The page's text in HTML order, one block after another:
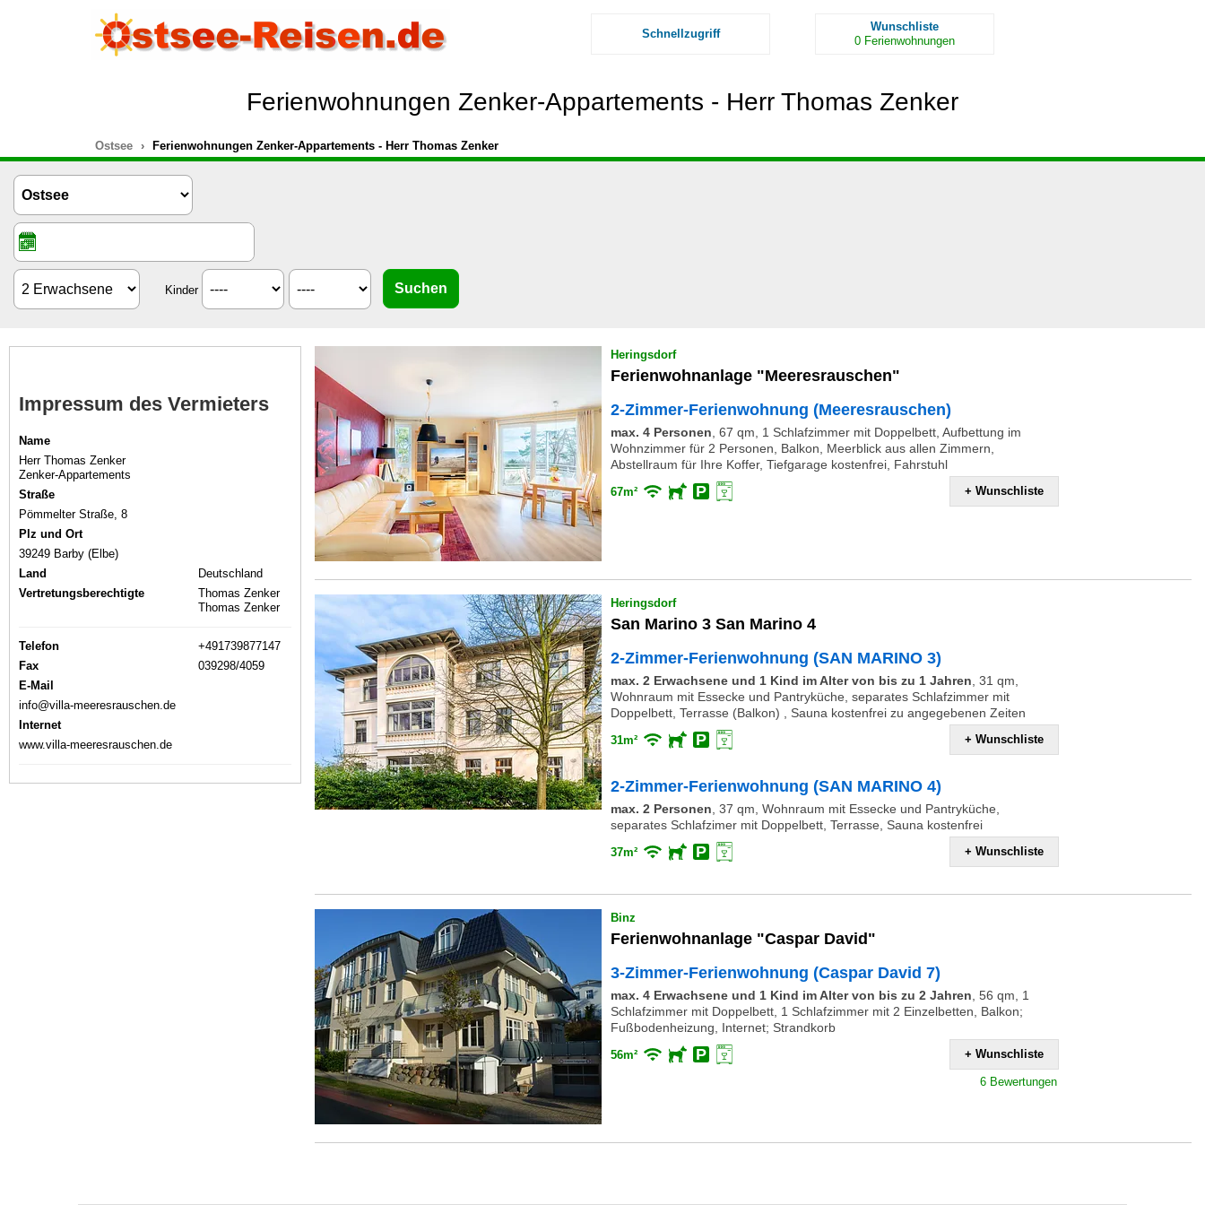
Schnellzugriff
Wunschliste
0 Ferienwohnungen
Ferienwohnungen Zenker-Appartements - Herr Thomas Zenker
Ostsee Ferienwohnungen Zenker-Appartements - Herr Thomas Zenker
Kinder
Impressum des Vermieters
Name
Herr Thomas Zenker
Zenker-Appartements
Straße
Pömmelter Straße, 8
Plz und Ort
39249 Barby (Elbe)
Land
Deutschland
Vertretungsberechtigte
Thomas Zenker
Thomas Zenker
Telefon
+491739877147
Fax
039298/4059
E-Mail
info@villa-meeresrauschen.de
Internet
www.villa-meeresrauschen.de
Heringsdorf
Ferienwohnanlage "Meeresrauschen"
2-Zimmer-Ferienwohnung (Meeresrauschen)
max. 4 Personen 67 qm, 1 Schlafzimmer mit Doppelbett, Aufbettung im
Wohnzimmer für 2 Personen, Balkon, Meerblick aus allen Zimmern,
Abstellraum für Ihre Koffer, Tiefgarage kostenfrei, Fahrstuhl
67m² + Wunschliste
Heringsdorf
San Marino 3 San Marino 4
2-Zimmer-Ferienwohnung (SAN MARINO 3)
max. 2 Erwachsene und 1 Kind im Alter von bis zu 1 Jahren 31 qm,
Wohnraum mit Essecke und Pantryküche, separates Schlafzimmer mit
Doppelbett, Terrasse (Balkon) , Sauna kostenfrei zu angegebenen Zeiten
31m² + Wunschliste
2-Zimmer-Ferienwohnung (SAN MARINO 4)
max. 2 Personen 37 qm, Wohnraum mit Essecke und Pantryküche,
separates Schlafzimer mit Doppelbett, Terrasse, Sauna kostenfrei
37m² + Wunschliste
Binz
Ferienwohnanlage "Caspar David"
3-Zimmer-Ferienwohnung (Caspar David 7)
max. 4 Erwachsene und 1 Kind im Alter von bis zu 2 Jahren 56 qm, 1
Schlafzimmer mit Doppelbett, 1 Schlafzimmer mit 2 Einzelbetten, Balkon;
Fußbodenheizung, Internet; Strandkorb
56m² + Wunschliste
6 Bewertungen